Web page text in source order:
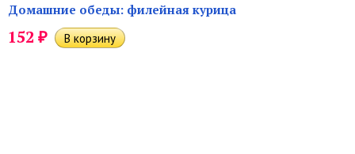
Домашние обеды: филейная курица
152 ₽